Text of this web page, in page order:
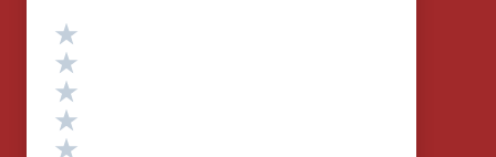
Valutazione